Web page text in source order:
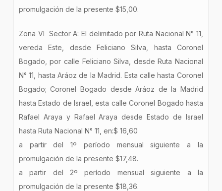
promulgación de la presente $15,00.
Zona VI Sector A: El delimitado por Ruta Nacional N° 11,
vereda Este, desde Feliciano Silva, hasta Coronel
Bogado, por calle Feliciano Silva, desde Ruta Nacional
N° 11, hasta Aráoz de la Madrid. Esta calle hasta Coronel
Bogado; Coronel Bogado desde Aráoz de la Madrid
hasta Estado de Israel, esta calle Coronel Bogado hasta
Rafael Araya y Rafael Araya desde Estado de Israel
hasta Ruta Nacional N° 11, en:$ 16,60
a partir del 1º período mensual siguiente a la
promulgación de la presente $17,48.
a partir del 2º período mensual siguiente a la
promulgación de la presente $18,36.